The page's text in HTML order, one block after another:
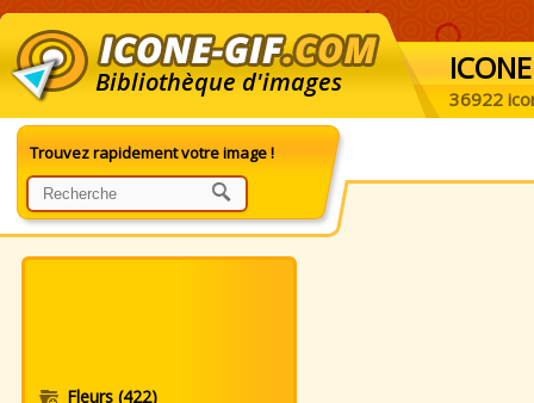
Bibliothèque d'images ICONE
36922
Trouvez rapidement votre image !
Fleurs (422)